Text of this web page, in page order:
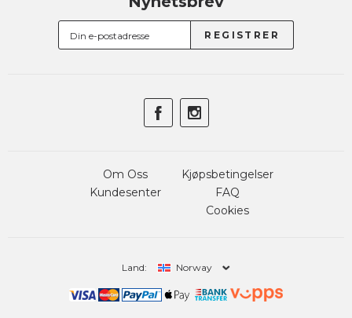
Om Oss
Kundesenter
Kjøpsbetingelser
FAQ
Cookies
Land: Norway